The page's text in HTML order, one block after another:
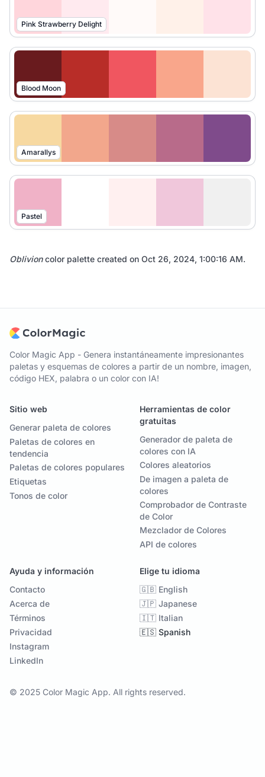
Pink Strawberry Delight
Blood Moon
Amarallys
Pastel
Oblivioncolor palette created on Oct 26, 2024, 1:00:16 AM.
Color Magic App - Genera instantáneamente impresionantes
paletas y esquemas de colores a partir de un nombre, imagen,
código HEX, palabra o un color con IA!
Sitio web
Generar paleta de colores
Paletas de colores en
tendencia
Paletas de colores populares
Etiquetas
Tonos de color
Herramientas de color
gratuitas
Generador de paleta de
colores con IA
Colores aleatorios
De imagen a paleta de
colores
Comprobador de Contraste
de Color
Mezclador de Colores
API de colores
Ayuda y información
Contacto
Acerca de
Términos
Privacidad
Instagram
LinkedIn
Elige tu idioma
🇬🇧 English
🇯🇵 Japanese
🇮🇹 Italian
🇪🇸 Spanish
© 2025 Color Magic App. All rights reserved.